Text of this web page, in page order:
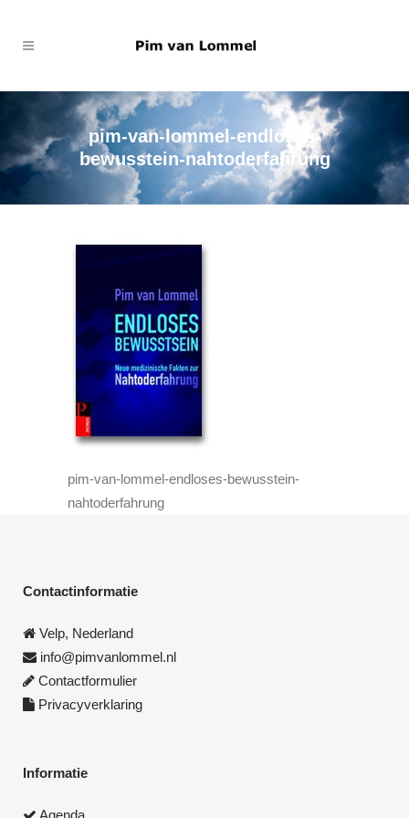
pim-van-lommel-endloses-
bewusstein-nahtoderfahrung
pim-van-lommel-endloses-bewusstein-
nahtoderfahrung
Contactinformatie
Velp, Nederland
info@pimvanlommel.nl
Contactformulier
Privacyverklaring
Informatie